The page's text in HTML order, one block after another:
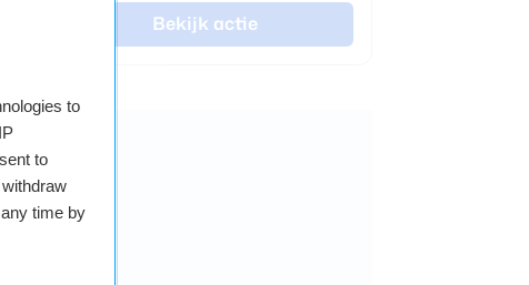
to
to
time by
Bekijk actie